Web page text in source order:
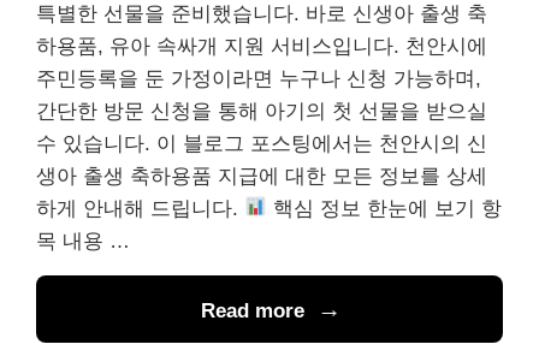
특별한 선물을 준비했습니다. 바로 신생아 출생 축
하용품, 유아 속싸개 지원 서비스입니다. 천안시에
주민등록을 둔 가정이라면 누구나 신청 가능하며,
간단한 방문 신청을 통해 아기의 첫 선물을 받으실
수 있습니다. 이 블로그 포스팅에서는 천안시의 신
생아 출생 축하용품 지급에 대한 모든 정보를 상세
하게 안내해 드립니다.
핵심 정보 한눈에 보기 항
목 내용 …
Read more